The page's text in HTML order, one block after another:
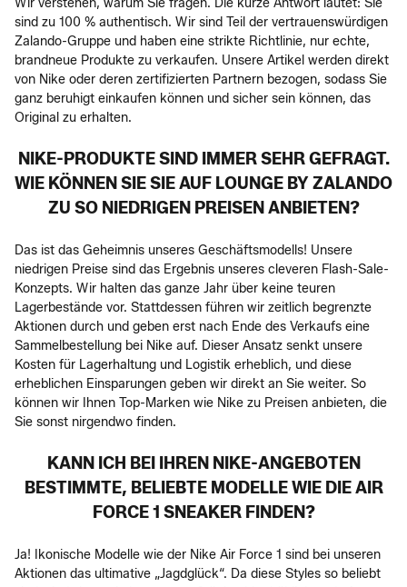
sind zu 100 % authentisch. Wir sind Teil der vertrauenswürdigen
Zalando-Gruppe und haben eine strikte Richtlinie, nur echte,
brandneue Produkte zu verkaufen. Unsere Artikel werden direkt
von Nike oder deren zertifizierten Partnern bezogen, sodass Sie
ganz beruhigt einkaufen können und sicher sein können, das
Original zu erhalten.
NIKE-PRODUKTE SIND IMMER SEHR GEFRAGT.
WIE KÖNNEN SIE SIE AUF LOUNGE BY ZALANDO
ZU SO NIEDRIGEN PREISEN ANBIETEN?
Das ist das Geheimnis unseres Geschäftsmodells! Unsere
niedrigen Preise sind das Ergebnis unseres cleveren Flash-Sale-
Konzepts. Wir halten das ganze Jahr über keine teuren
Lagerbestände vor. Stattdessen führen wir zeitlich begrenzte
Aktionen durch und geben erst nach Ende des Verkaufs eine
Sammelbestellung bei Nike auf. Dieser Ansatz senkt unsere
Kosten für Lagerhaltung und Logistik erheblich, und diese
erheblichen Einsparungen geben wir direkt an Sie weiter. So
können wir Ihnen Top-Marken wie Nike zu Preisen anbieten, die
Sie sonst nirgendwo finden.
KANN ICH BEI IHREN NIKE-ANGEBOTEN
BESTIMMTE, BELIEBTE MODELLE WIE DIE AIR
FORCE 1 SNEAKER FINDEN?
Ja! Ikonische Modelle wie der Nike Air Force 1 sind bei unseren
Aktionen das ultimative „Jagdglück“. Da diese Styles so beliebt